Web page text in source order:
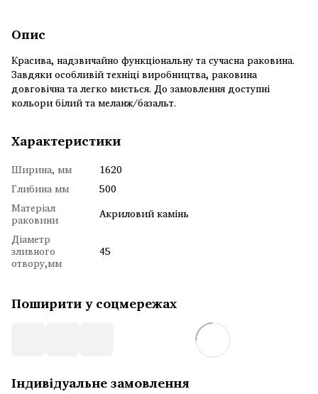
Опис
Красива, надзвичайно функціональну та сучасна раковина.
Завдяки особливій техніці виробництва, раковина
довговічна та легко миється. До замовлення доступні
кольори білий та меланж/базальт.
Характеристики
Ширина, мм
1620
Глибина мм
500
Матеріал
раковини
Акриловий камінь
Діаметр
зливного
отвору,мм
45
Поширити у соцмережах
Індивідуальне замовлення